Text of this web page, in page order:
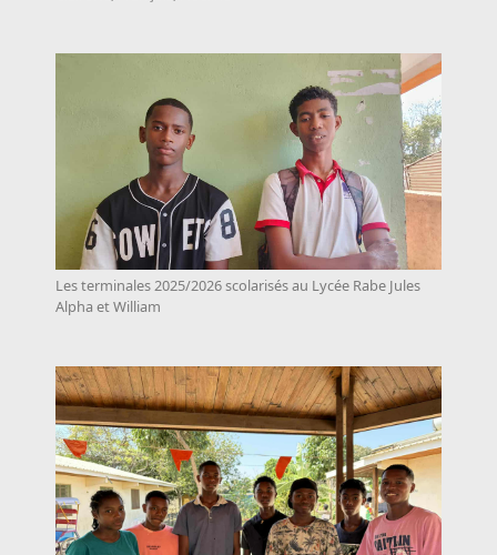
Les terminales 2025/2026 scolarisés au Lycée Rabe Jules
Alpha et William